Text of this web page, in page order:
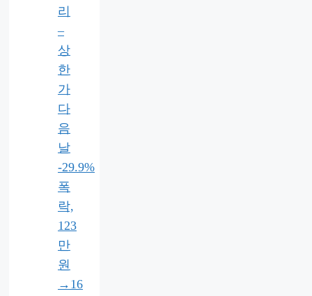
리
–
상
한
가
다
음
날
-29.9%
폭
락,
123
만
원
→16